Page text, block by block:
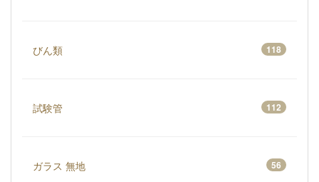
びん類 118
試験管 112
ガラス 無地 56